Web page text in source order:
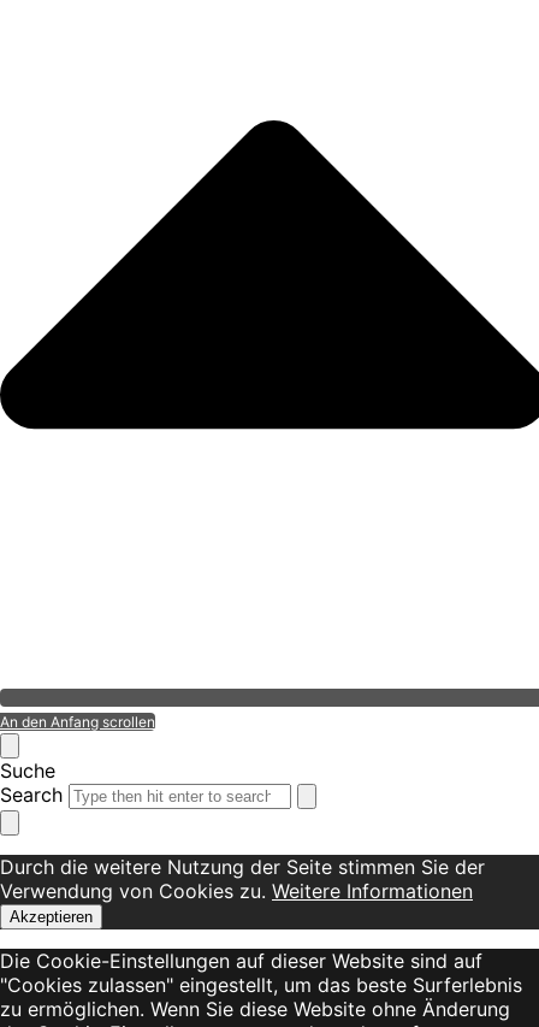
An den Anfang scrollen
Suche
Search
Durch die weitere Nutzung der Seite stimmen Sie der
Verwendung von Cookies zu. Weitere Informationen
Akzeptieren
Die Cookie-Einstellungen auf dieser Website sind auf
"Cookies zulassen" eingestellt, um das beste Surferlebnis
zu ermöglichen. Wenn Sie diese Website ohne Änderung